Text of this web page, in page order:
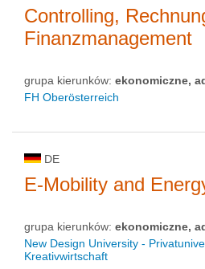
Controlling,
Finanzmanagement
grupa kierunków: ekonomiczne,
FH Oberösterreich
DE
E-Mobility and
grupa kierunków: ekonomiczne,
New Design University -
Kreativwirtschaft